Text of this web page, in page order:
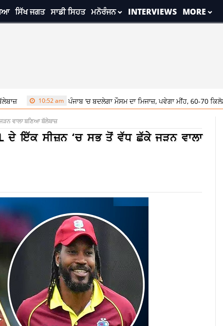
ਸਿੱਖ ਜਗਤ ਸਾਡੀ ਸਿਹਤ ਮਨੋਰੰਜਨ INTERVIEWS MORE
10:52 am ਪੰਜਾਬ ‘ਚ ਬਦਲੇਗਾ ਮੌਸਮ ਦਾ ਮਿਜਾਜ਼, ਪਵੇਗਾ ਮੀਂਹ, 60-70 ਕਿਲੋਮੀਟਰ
ਵਾਲਾ ਬਣਿਆ ਬੱਲੇਬਾਜ਼
ਦੇ ਇੱਕ ਸੀਜ਼ਨ ‘ਚ ਸਭ ਤੋਂ ਵੱਧ ਛੱਕੇ ਜੜਨ ਵਾਲਾ